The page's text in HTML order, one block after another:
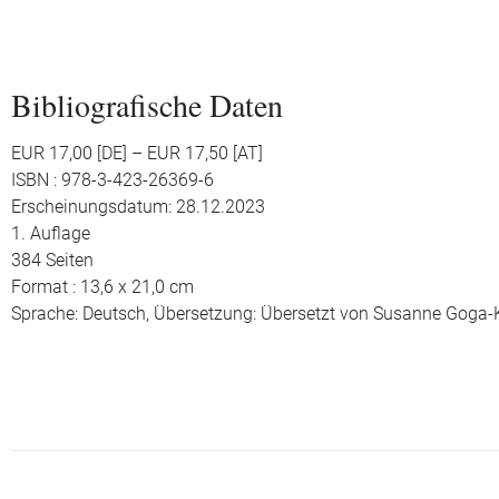
Bibliografische Daten
EUR 17,00 [DE] – EUR 17,50 [AT]
ISBN : 978-3-423-26369-6
Erscheinungsdatum: 28.12.2023
1. Auflage
384 Seiten
Format : 13,6 x 21,0 cm
Sprache: Deutsch, Übersetzung: Übersetzt von Susanne Goga-